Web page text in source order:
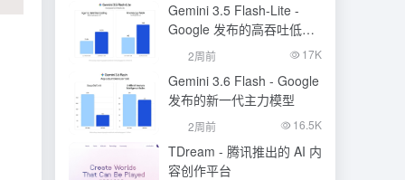
Gemini 3.5 Flash-Lite -
Google 发布的高吞吐低成
本模型
2周前 17K
Gemini 3.6 Flash - Google
发布的新一代主力模型
2周前 16.5K
TDream - 腾讯推出的 AI 内
容创作平台